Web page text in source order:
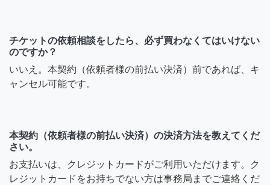
チケットの依頼相談をしたら、必ず買わなくてはいけない
のですか？
いいえ。本契約（依頼者様の前払い決済）前であれば、キ
ャンセル可能です。
本契約（依頼者様の前払い決済）の決済方法を教えてくだ
さい。
お支払いは、クレジットカードがご利用いただけます。ク
レジットカードをお持ちでない方は事務局までご連絡くだ